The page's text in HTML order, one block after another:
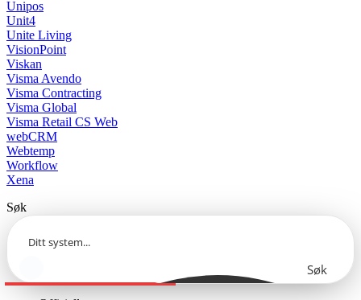
Unipos
Unit4
Unite Living
VisionPoint
Viskan
Visma Avendo
Visma Contracting
Visma Global
Visma Retail CS Web
webCRM
Webtemp
Workflow
Xena
Søk
Søk